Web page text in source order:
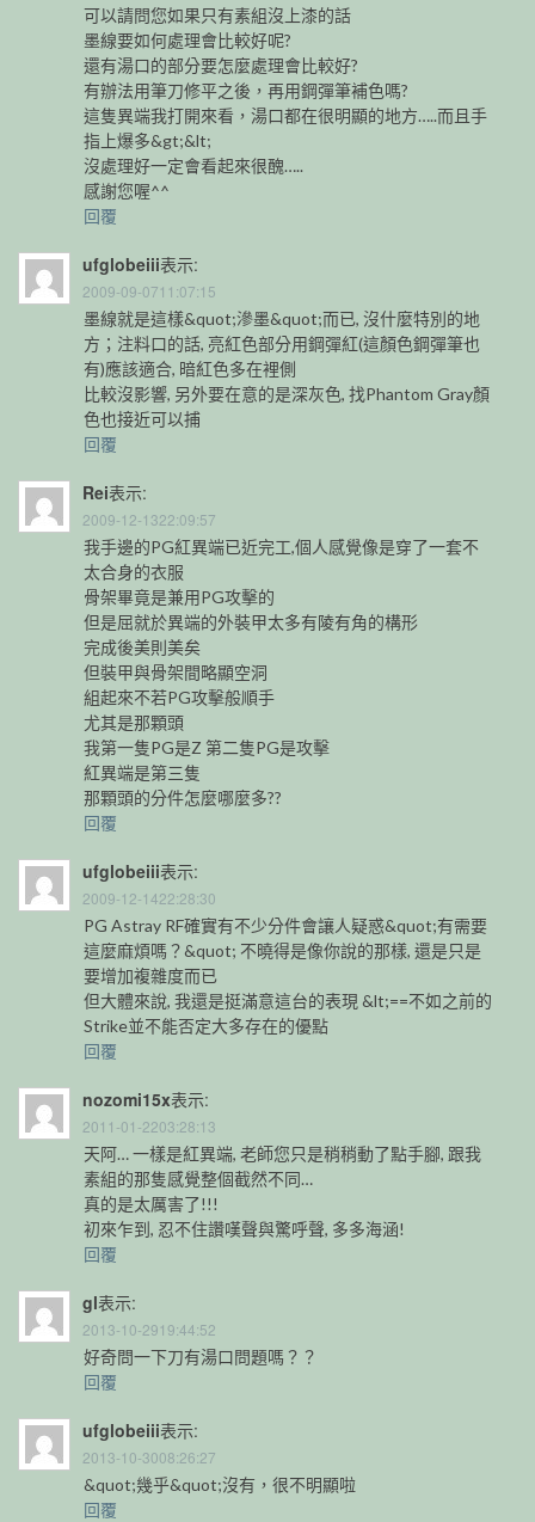
可以請問您如果只有素組沒上漆的話
墨線要如何處理會比較好呢?
還有湯口的部分要怎麼處理會比較好?
有辦法用筆刀修平之後，再用鋼彈筆補色嗎?
這隻異端我打開來看，湯口都在很明顯的地方…..而且手
指上爆多&gt;&lt;
沒處理好一定會看起來很醜…..
感謝您喔^^
回覆
ufglobeiii表示:
2009-09-0711:07:15
墨線就是這樣&quot;滲墨&quot;而已, 沒什麼特別的地
方；注料口的話, 亮紅色部分用鋼彈紅(這顏色鋼彈筆也
有)應該適合, 暗紅色多在裡側
比較沒影響, 另外要在意的是深灰色, 找Phantom Gray顏
色也接近可以捕
回覆
Rei表示:
2009-12-1322:09:57
我手邊的PG紅異端已近完工,個人感覺像是穿了一套不
太合身的衣服
骨架畢竟是兼用PG攻擊的
但是屈就於異端的外裝甲太多有陵有角的構形
完成後美則美矣
但裝甲與骨架間略顯空洞
組起來不若PG攻擊般順手
尤其是那顆頭
我第一隻PG是Z 第二隻PG是攻擊
紅異端是第三隻
那顆頭的分件怎麼哪麼多??
回覆
ufglobeiii表示:
2009-12-1422:28:30
PG Astray RF確實有不少分件會讓人疑惑&quot;有需要
這麼麻煩嗎？&quot; 不曉得是像你說的那樣, 還是只是
要增加複雜度而已
但大體來說, 我還是挺滿意這台的表現 &lt;==不如之前的
Strike並不能否定大多存在的優點
回覆
nozomi15x表示:
2011-01-2203:28:13
天阿… 一樣是紅異端, 老師您只是稍稍動了點手腳, 跟我
素組的那隻感覺整個截然不同…
真的是太厲害了!!!
初來乍到, 忍不住讚嘆聲與驚呼聲, 多多海涵!
回覆
gl表示:
2013-10-2919:44:52
好奇問一下刀有湯口問題嗎？？
回覆
ufglobeiii表示:
2013-10-3008:26:27
&quot;幾乎&quot;沒有，很不明顯啦
回覆